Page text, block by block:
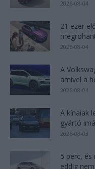
2026-08-04
21 ezer
2026-08-04
A
amivel a
2026-08-04
A kínaiak
gyártó
2026-08-03
5 perc, és
eddig